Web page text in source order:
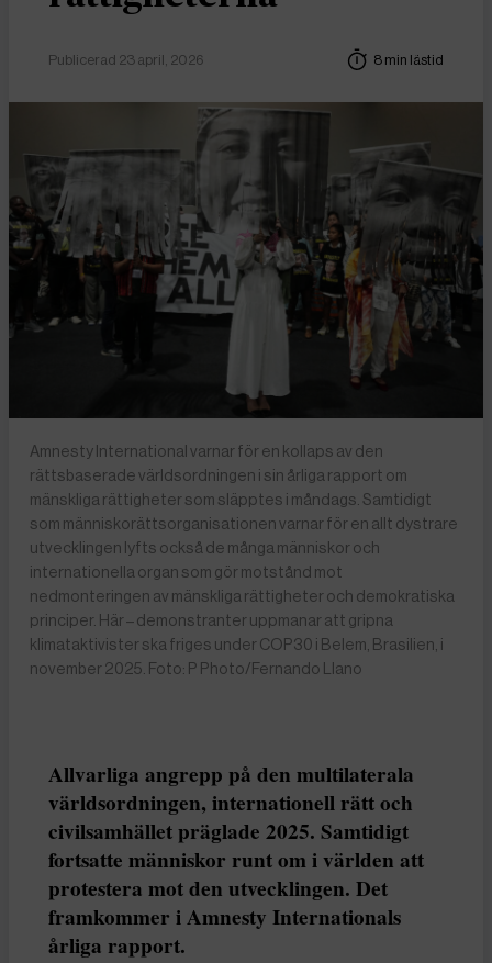
Publicerad 23 april, 2026 8 min lästid
Amnesty International varnar för en kollaps av den
rättsbaserade världsordningen i sin årliga rapport om
mänskliga rättigheter som släpptes i måndags. Samtidigt
som människorättsorganisationen varnar för en allt dystrare
utvecklingen lyfts också de många människor och
internationella organ som gör motstånd mot
nedmonteringen av mänskliga rättigheter och demokratiska
principer. Här – demonstranter uppmanar att gripna
klimataktivister ska friges under COP30 i Belem, Brasilien, i
november 2025. Foto: P Photo/Fernando Llano
Allvarliga angrepp på den multilaterala
världsordningen, internationell rätt och
civilsamhället präglade 2025. Samtidigt
fortsatte människor runt om i världen att
protestera mot den utvecklingen. Det
framkommer i Amnesty Internationals
årliga rapport.